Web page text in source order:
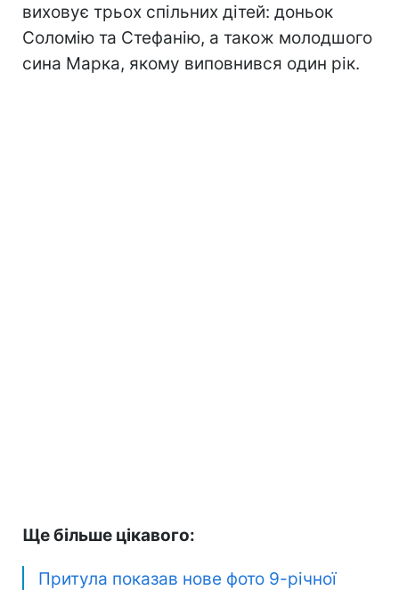
виховує трьох спільних дітей: доньок
Соломію та Стефанію, а також молодшого
сина Марка, якому виповнився один рік.
Ще більше цікавого:
Притула показав нове фото 9-річної